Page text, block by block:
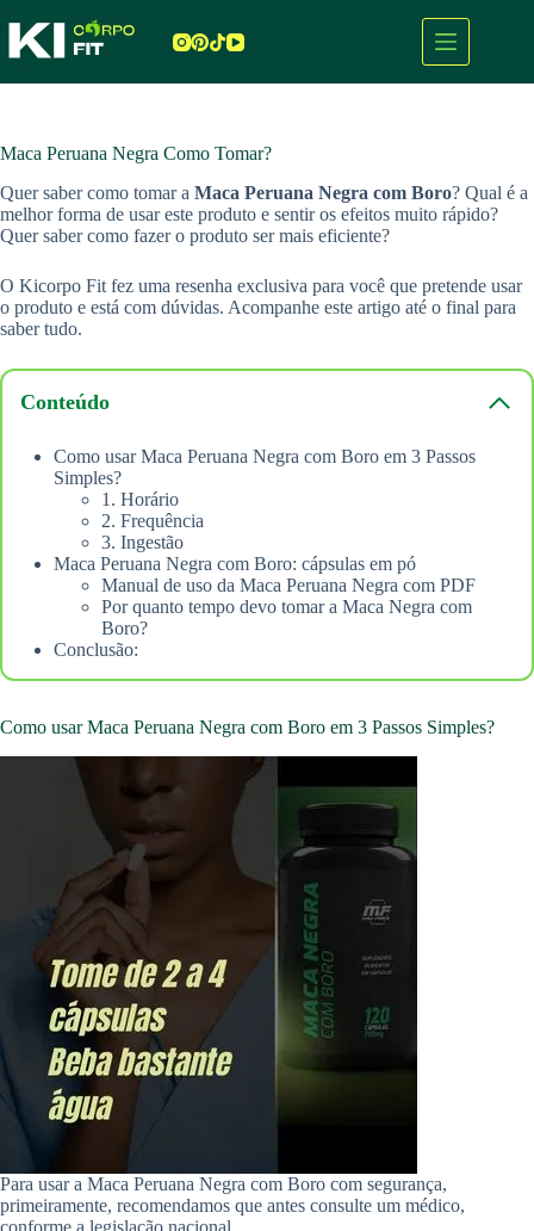
para
Maca Peruana Negra Como Tomar?
Quer saber como tomar a Maca Peruana Negra com Boro? Qual é a
melhor forma de usar este produto e sentir os efeitos muito rápido?
Quer saber como fazer o produto ser mais eficiente?
O Kicorpo Fit fez uma resenha exclusiva para você que pretende usar
o produto e está com dúvidas. Acompanhe este artigo até o final para
saber tudo.
Conteúdo
Como usar Maca Peruana Negra com Boro em 3 Passos
Simples?
1. Horário
2. Frequência
3. Ingestão
Maca Peruana Negra com Boro: cápsulas em pó
Manual de uso da Maca Peruana Negra com PDF
Por quanto tempo devo tomar a Maca Negra com
Boro?
Conclusão:
Como usar Maca Peruana Negra com Boro em 3 Passos Simples?
Para usar a Maca Peruana Negra com Boro com segurança,
primeiramente, recomendamos que antes consulte um médico,
conforme a legislação nacional.